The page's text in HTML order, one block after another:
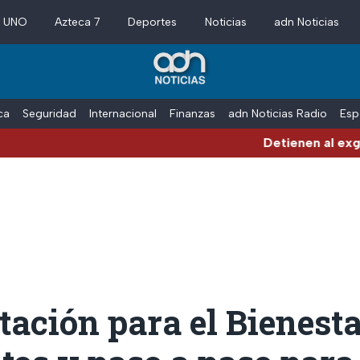
Azteca 7 Deportes Noticias adn Noticias
Seguridad Internacional Finanzas adn Noticias Radio
Detienen al
para el